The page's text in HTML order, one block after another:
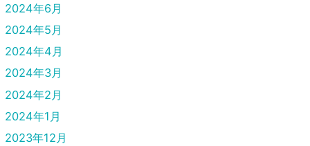
2024年6月
2024年5月
2024年4月
2024年3月
2024年2月
2024年1月
2023年12月